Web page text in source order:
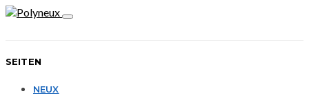
SEITEN
NEUX